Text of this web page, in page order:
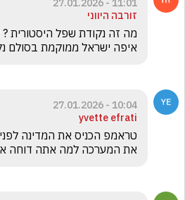
11:01 - 27.01.2026
זורבה היווני
איפה ישראל ממוקמת בסולם
10:04 - 27.01.2026
yvette efrati
את המערכה למה אתה דוחה